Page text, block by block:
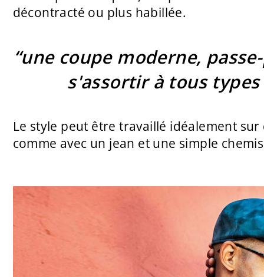
décontracté ou plus habillée.
“une coupe moderne,
s'assortir à tous
Le style peut être travaillé idéalement
comme avec un jean et une simple